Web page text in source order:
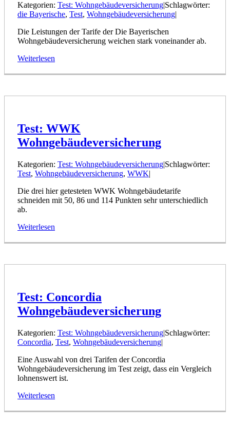
Kategorien: Test: Wohngebäudeversicherung|Schlagwörter:
die Bayerische, Test, Wohngebäudeversicherung|
Die Leistungen der Tarife der Die Bayerischen
Wohngebäudeversicherung weichen stark voneinander ab.
Weiterlesen
Test: WWK
Wohngebäudeversicherung
Kategorien: Test: Wohngebäudeversicherung|Schlagwörter:
Test, Wohngebäudeversicherung, WWK|
Die drei hier getesteten WWK Wohngebäudetarife
schneiden mit 50, 86 und 114 Punkten sehr unterschiedlich
ab.
Weiterlesen
Test: Concordia
Wohngebäudeversicherung
Kategorien: Test: Wohngebäudeversicherung|Schlagwörter:
Concordia, Test, Wohngebäudeversicherung|
Eine Auswahl von drei Tarifen der Concordia
Wohngebäudeversicherung im Test zeigt, dass ein Vergleich
lohnenswert ist.
Weiterlesen